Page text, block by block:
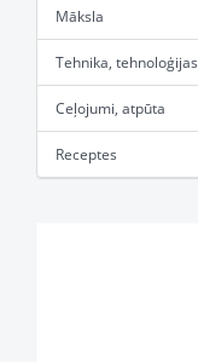
Māksla
Tehnika, tehnoloģijas
Ceļojumi, atpūta
Receptes